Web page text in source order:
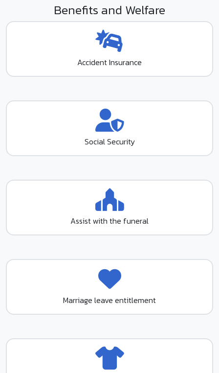
Benefits and Welfare
Accident Insurance
Social Security
Assist with the funeral
Marriage leave entitlement